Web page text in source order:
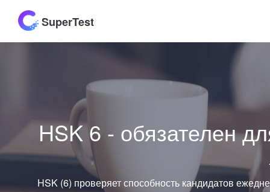
SuperTest
HSK 6 - обязателен
HSK (6) проверяет способность кандидатов